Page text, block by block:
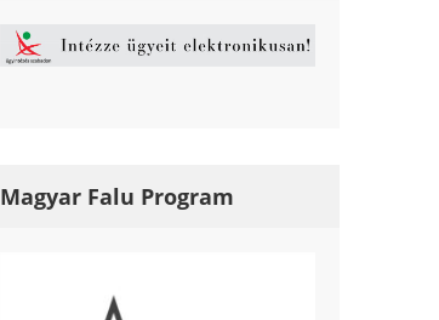
Magyar Falu Program